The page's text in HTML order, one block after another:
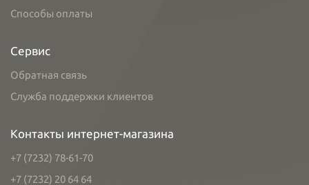
Способы оплаты
Сервис
Обратная связь
Служба поддержки клиентов
Контакты интернет-магазина
+7 (7232) 78-61-70
+7 (7232) 20 64 64